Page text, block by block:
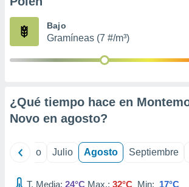
publicidad
Bajo
Gramíneas (7 #/m³)
¿Qué tiempo hace en
Novo en agosto?
Junio Julio Agosto Septiembre
T. Media: 24°C Max.: 32°C Min: 17°C